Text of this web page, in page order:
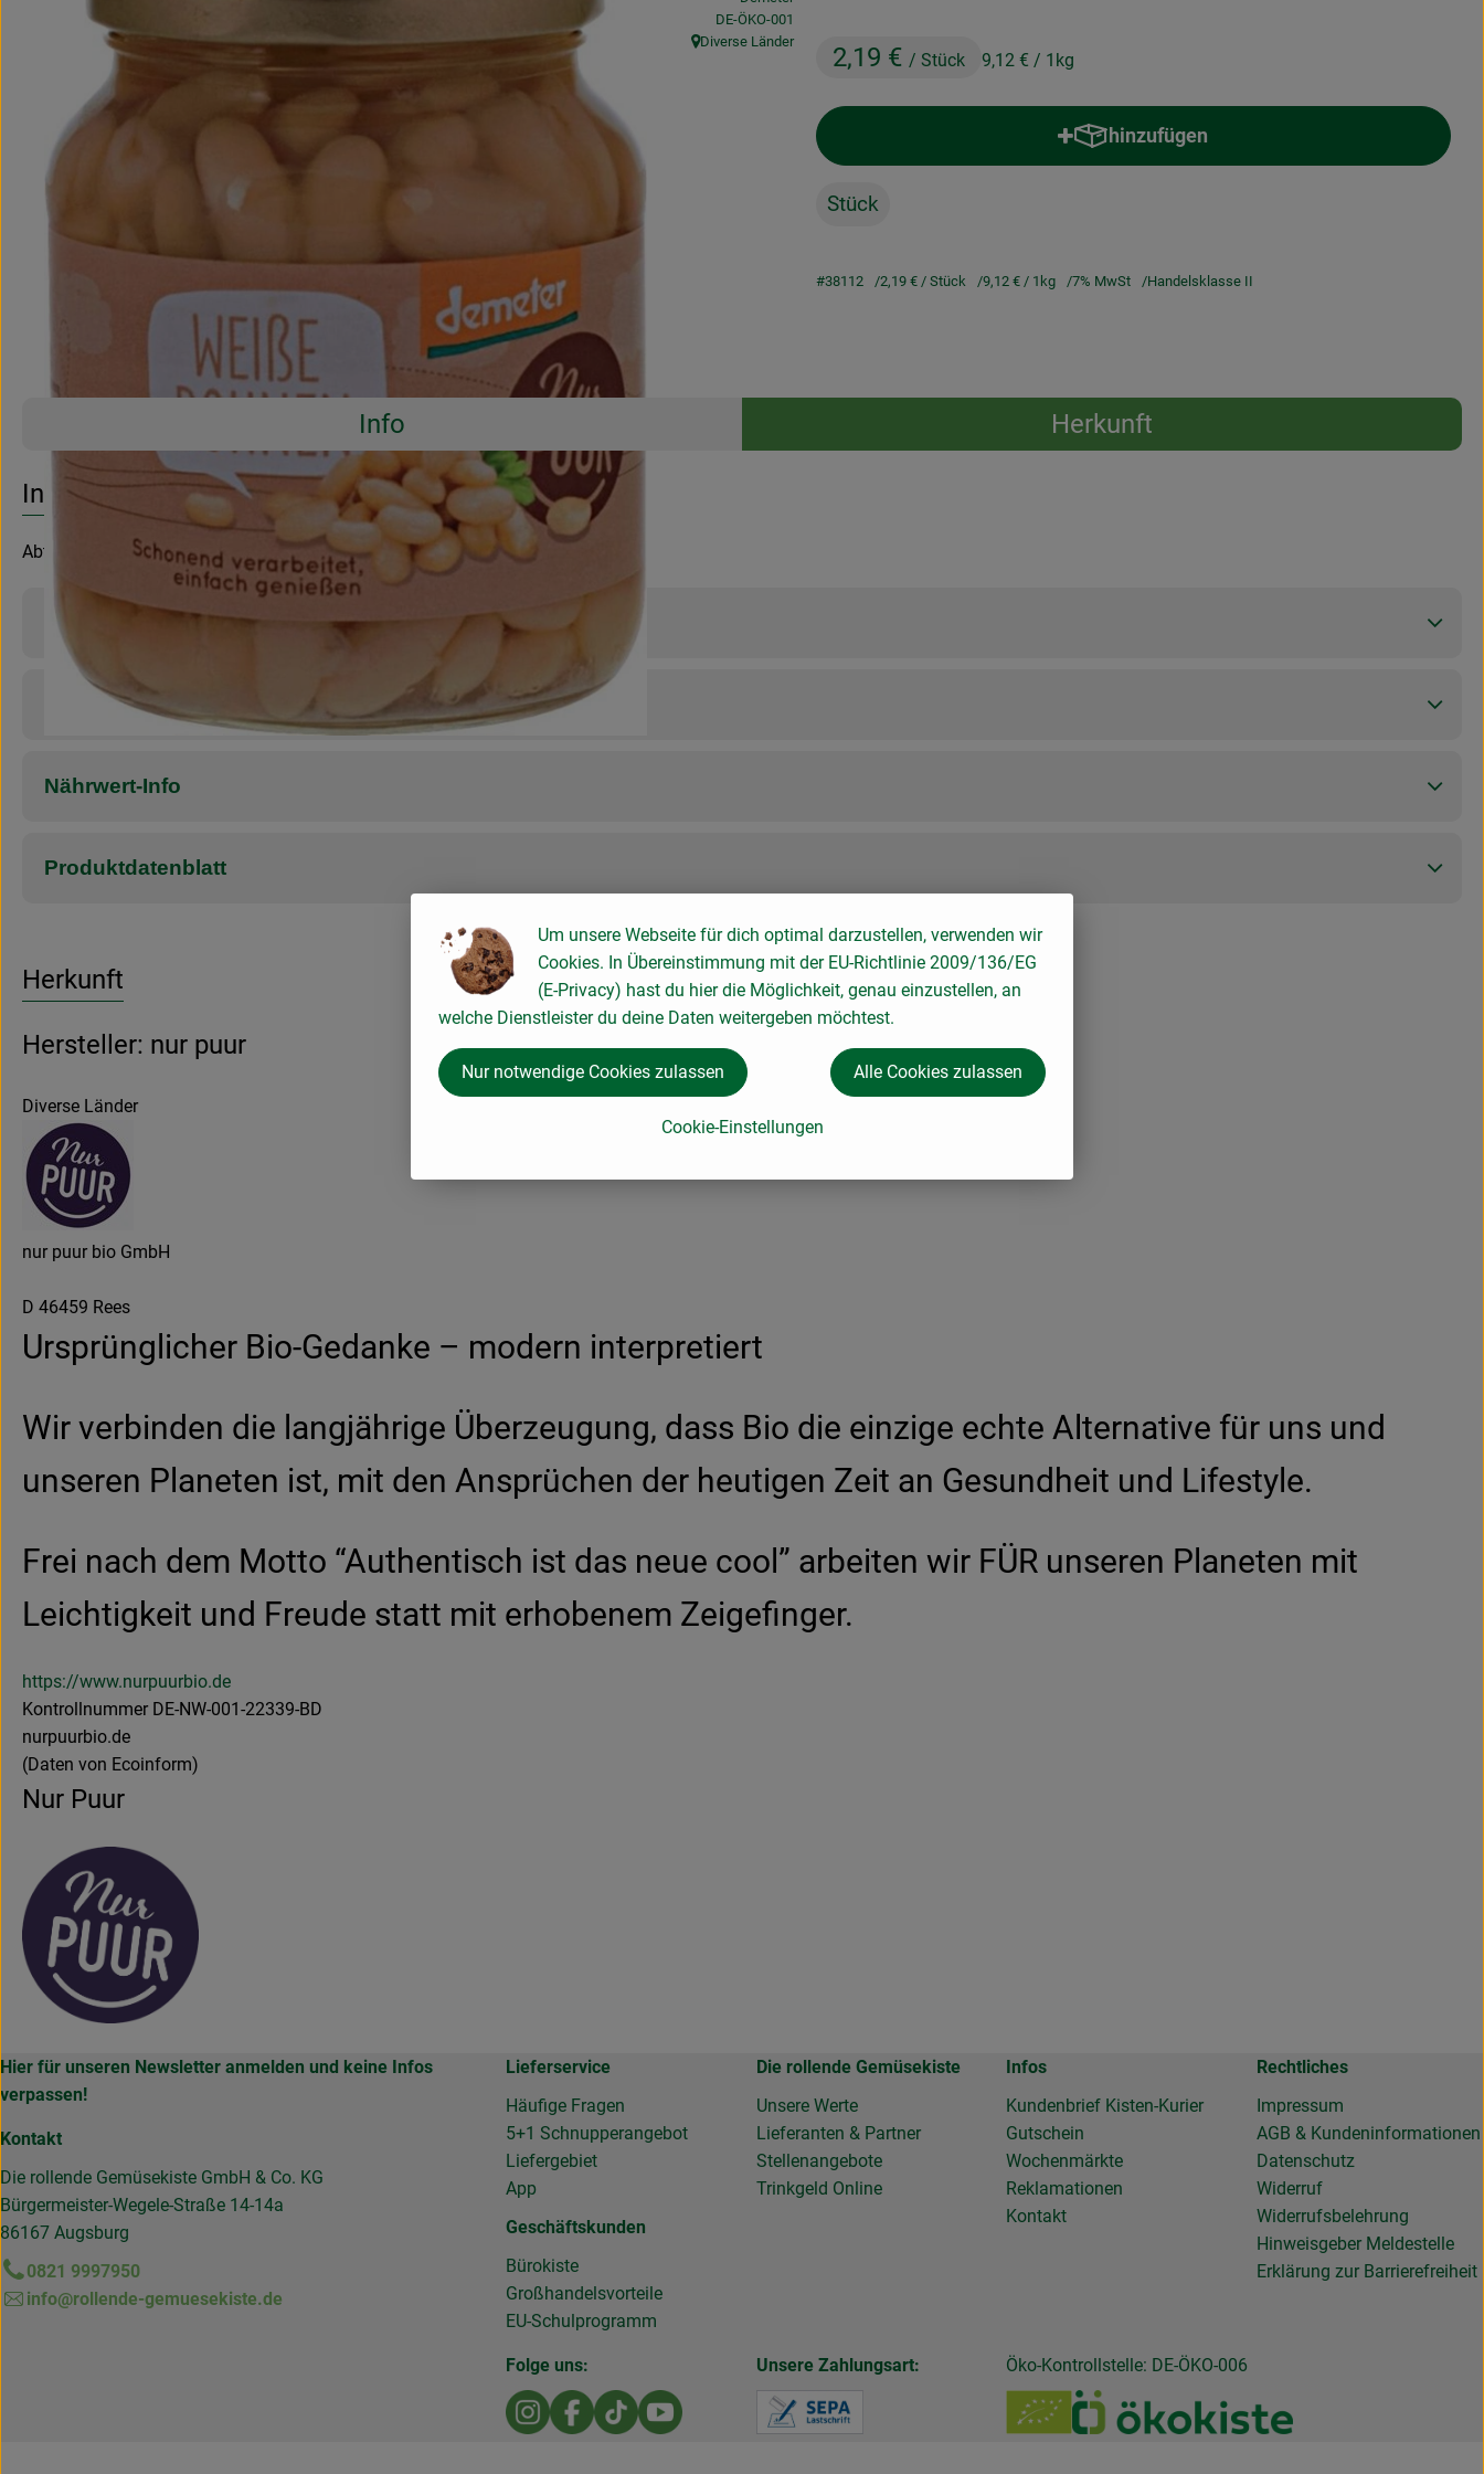
2,19 € / Stück 9,12 € / 1kg
, Kontrollstelle:
DE-ÖKO-001
, Herkunft:
Diverse Länder
hinzufügen
Produkt zum Warenkorb hinzufügen
Stück
#38112 2,19 € / Stück 9,12 € / 1kg 7% MwSt Handelsklasse II
Rezepte
Info
Herkunft
Entdecke passende RezepteEs wurden keine passenden Rezepte gefunden.
Info
Abtropfgewicht 240 g
Produktinformationen
Zutaten
Nährwert-Info
Produktdatenblatt
Herkunft
Hersteller: nur puur
Diverse Länder
nur puur bio GmbH
D 46459 Rees
Ursprünglicher Bio-Gedanke – modern interpretiert
Wir verbinden die langjährige Überzeugung, dass Bio die einzige echte Alternative für uns und
unseren Planeten ist, mit den Ansprüchen der heutigen Zeit an Gesundheit und Lifestyle.
Frei nach dem Motto “Authentisch ist das neue cool” arbeiten wir FÜR unseren Planeten mit
Leichtigkeit und Freude statt mit erhobenem Zeigefinger.
https://www.nurpuurbio.de
Kontrollnummer DE-NW-001-22339-BD
nurpuurbio.de
(Daten von Ecoinform)
Nur Puur
Hier für unseren Newsletter anmelden und keine Infos
verpassen!
Kontakt
Die rollende Gemüsekiste GmbH & Co. KG
Bürgermeister-Wegele-Straße 14-14a
86167 Augsburg
0821 9997950
info@rollende-gemuesekiste.de
Lieferservice
Häufige Fragen
5+1 Schnupperangebot
Liefergebiet
App
Geschäftskunden
Bürokiste
Großhandelsvorteile
EU-Schulprogramm
Die rollende Gemüsekiste
Unsere Werte
Lieferanten & Partner
Stellenangebote
Trinkgeld Online
Infos
Kundenbrief Kisten-Kurier
Gutschein
Wochenmärkte
Reklamationen
Kontakt
Rechtliches
Impressum
AGB & Kundeninformationen
Datenschutz
Widerruf
Widerrufsbelehrung
Hinweisgeber Meldestelle
Erklärung zur Barrierefreiheit
Folge uns:
Externer Link zu https://www.instagram.com/die.rollende.gemuesekiste/?hl=de
Externer Link zu https://www.facebook.com/DierollendeGemuesekiste/
Externer Link zu https://www.tiktok.com/@dierollendegemuesekiste
Externer Link zu https://www.youtube.com/channel/UC6NmD5wBbJlipvxZRnJaFJQ
Unsere Zahlungsart:
Externer Link zu https://www.verbraucherzentrale.de/wissen/geld-
Öko-Kontrollstelle: DE-ÖKO-006
Externer Link zu /_Resources/Persistent/7/b/6/4/
Um unsere Webseite für dich optimal darzustellen, verwenden wir
Cookies. In Übereinstimmung mit der EU-Richtlinie 2009/136/EG
(E-Privacy) hast du hier die Möglichkeit, genau einzustellen, an
welche Dienstleister du deine Daten weitergeben möchtest.
Cookie-Einstellungen
Nur notwendige Cookies zulassen Alle Cookies zulassen